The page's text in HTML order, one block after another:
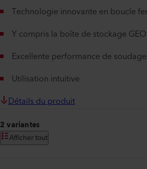
Technologie innovante en boucle
Y compris la boîte de stockage
Excellente performance de soudage
Utilisation intuitive
Détails du produit
2 variantes
Afficher tout